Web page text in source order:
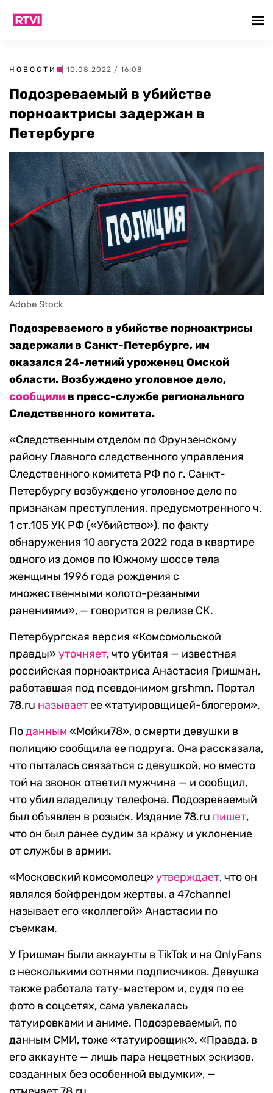
НОВОСТИ | 10.08.2022 / 16:08
Подозреваемый в убийстве
порноактрисы задержан в
Петербурге
Adobe Stock
Подозреваемого в убийстве порноактрисы
задержали в Санкт-Петербурге, им
оказался 24-летний уроженец Омской
области. Возбуждено уголовное дело,
сообщили в пресс-службе регионального
Следственного комитета.
«Следственным отделом по Фрунзенскому
району Главного следственного управления
Следственного комитета РФ по г. Санкт-
Петербургу возбуждено уголовное дело по
признакам преступления, предусмотренного ч.
1 ст.105 УК РФ («Убийство»), по факту
обнаружения 10 августа 2022 года в квартире
одного из домов по Южному шоссе тела
женщины 1996 года рождения с
множественными колото-резаными
ранениями», — говорится в релизе СК.
Петербургская версия «Комсомольской
правды»уточняет, что убитая — известная
российская порноактриса Анастасия Гришман,
работавшая под псевдонимом grshmn. Портал
78.ru называетее «татуировщицей-блогером».
Поданным «Мойки78», о смерти девушки в
полицию сообщила ее подруга. Она рассказала,
что пыталась связаться с девушкой, но вместо
той на звонок ответил мужчина — и сообщил,
что убил владелицу телефона. Подозреваемый
был объявлен в розыск. Издание 78.ru пишет,
что он был ранее судим за кражу и уклонение
от службы в армии.
«Московский комсомолец»утверждает, что он
являлся бойфрендом жертвы, а 47channel
называет его «коллегой» Анастасии по
съемкам.
У Гришман были аккаунты в TikTok и на OnlyFans
с несколькими сотнями подписчиков. Девушка
также работала тату-мастером и, судя по ее
фото в соцсетях, сама увлекалась
татуировками и аниме. Подозреваемый, по
данным СМИ, тоже «татуировщик». «Правда, в
его аккаунте — лишь пара нецветных эскизов,
созданных без особенной выдумки», —